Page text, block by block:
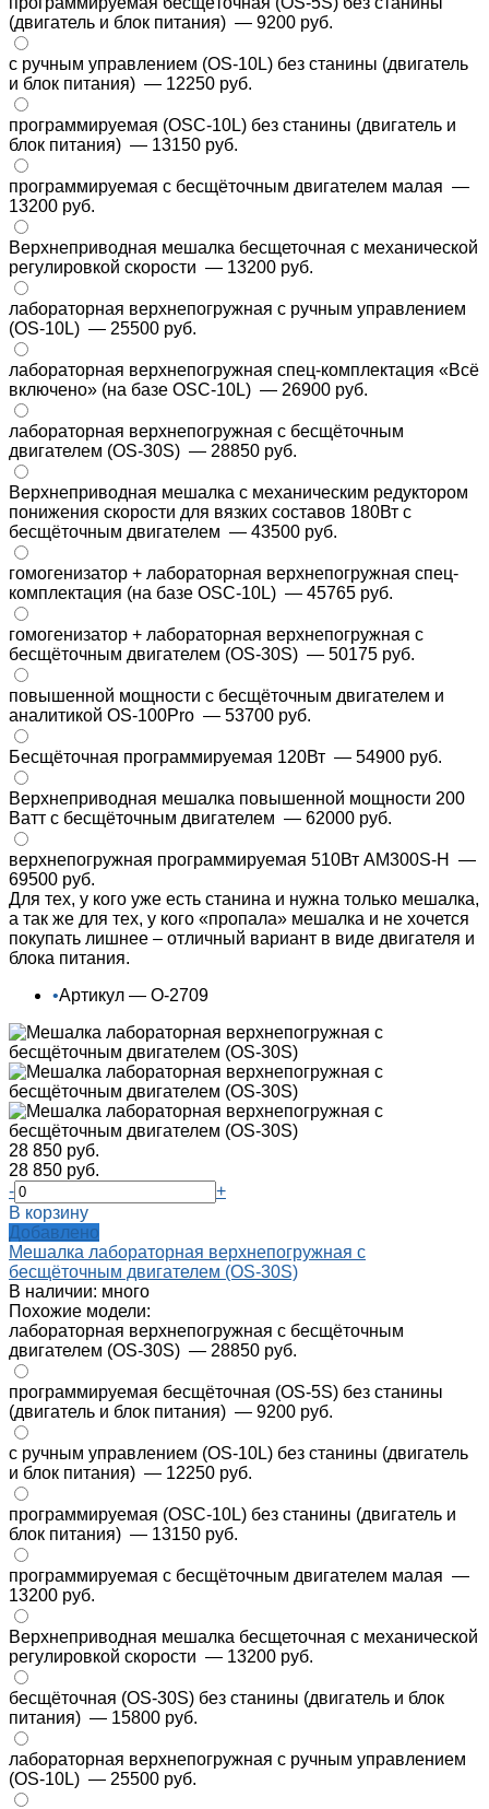
(двигатель и блок питания) — 9200 руб.
с ручным управлением (OS-10L) без станины (двигатель
и блок питания) — 12250 руб.
программируемая (OSC-10L) без станины (двигатель и
блок питания) — 13150 руб.
программируемая с бесщёточным двигателем малая —
13200 руб.
Верхнеприводная мешалка бесщеточная с механической
регулировкой скорости — 13200 руб.
лабораторная верхнепогружная с ручным управлением
(OS-10L) — 25500 руб.
лабораторная верхнепогружная спец-комплектация «Всё
включено» (на базе OSC-10L) — 26900 руб.
лабораторная верхнепогружная с бесщёточным
двигателем (OS-30S) — 28850 руб.
Верхнеприводная мешалка с механическим редуктором
понижения скорости для вязких составов 180Вт с
бесщёточным двигателем — 43500 руб.
гомогенизатор + лабораторная верхнепогружная спец-
комплектация (на базе OSC-10L) — 45765 руб.
гомогенизатор + лабораторная верхнепогружная с
бесщёточным двигателем (OS-30S) — 50175 руб.
повышенной мощности с бесщёточным двигателем и
аналитикой OS-100Pro — 53700 руб.
Бесщёточная программируемая 120Вт — 54900 руб.
Верхнеприводная мешалка повышенной мощности 200
Ватт с бесщёточным двигателем — 62000 руб.
верхнепогружная программируемая 510Вт AM300S-H
—
69500 руб.
Для тех, у кого уже есть станина и нужна только мешалка,
а так же для тех, у кого «пропала» мешалка и не хочется
покупать лишнее – отличный вариант в виде двигателя и
блока питания.
•Артикул — О-2709
28 850 руб.
28 850 руб.
-
+
В корзину
Добавлено
Мешалка лабораторная верхнепогружная с
бесщёточным двигателем (OS-30S)
В наличии: много
Похожие модели:
лабораторная верхнепогружная с бесщёточным
двигателем (OS-30S) — 28850 руб.
программируемая бесщёточная (OS-5S) без станины
(двигатель и блок питания) — 9200 руб.
с ручным управлением (OS-10L) без станины (двигатель
и блок питания) — 12250 руб.
программируемая (OSC-10L) без станины (двигатель и
блок питания) — 13150 руб.
программируемая с бесщёточным двигателем малая —
13200 руб.
Верхнеприводная мешалка бесщеточная с механической
регулировкой скорости — 13200 руб.
бесщёточная (OS-30S) без станины (двигатель и блок
питания) — 15800 руб.
лабораторная верхнепогружная с ручным управлением
(OS-10L) — 25500 руб.